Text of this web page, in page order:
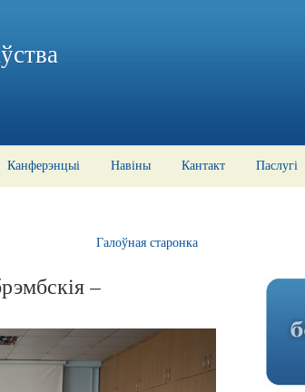
Канферэнцыі Навіны Кантакт Паслугі
Галоўная старонка
–